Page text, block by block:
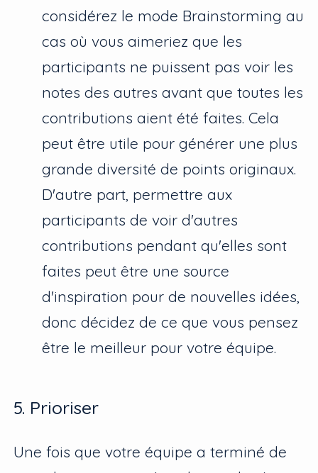
considérez le mode Brainstorming au
cas où vous aimeriez que les
participants ne puissent pas voir les
notes des autres avant que toutes les
contributions aient été faites. Cela
peut être utile pour générer une plus
grande diversité de points originaux.
D'autre part, permettre aux
participants de voir d'autres
contributions pendant qu'elles sont
faites peut être une source
d'inspiration pour de nouvelles idées,
donc décidez de ce que vous pensez
être le meilleur pour votre équipe.
5. Prioriser
Une fois que votre équipe a terminé de